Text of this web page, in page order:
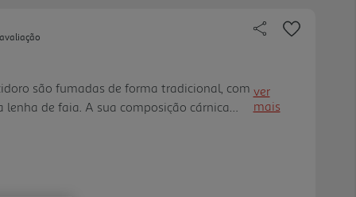
são fumadas de forma tradicional, com
de faia. A sua composição cárnica
e crocantes. - No prato ou no pão
ver
mais